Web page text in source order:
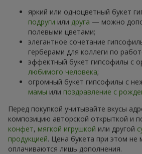
яркий или одноцветный букет
подруги или друга — можно
полевыми цветами;
элегантное сочетание
герберами для коллеги по
эффектный букет гипсофилы с
любимого человека;
огромный букет гипсофилы с
мамы или поздравление с
Перед покупкой учитывайте вкусы
композицию авторской открыткой и
конфет, мягкой игрушкой или другой
продукцией. Цена букета при этом не
оплачиваются лишь дополнения.